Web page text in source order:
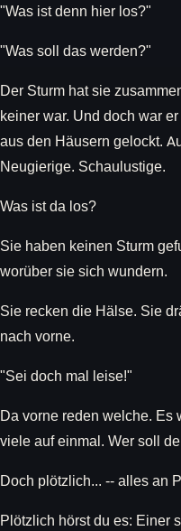
"Was ist denn hier los?"
"Was soll das werden?"
Der Sturm hat sie
keiner war. Und doch war
aus den Häusern gelockt.
Neugierige. Schaulustige.
Was ist da los?
Sie haben keinen Sturm
worüber sie sich wundern.
Sie recken die Hälse. Sie
nach vorne.
"Sei doch mal leise!"
Da vorne reden welche. Es
viele auf einmal. Wer soll
Doch plötzlich... -- alles an
Plötzlich hörst du es: Einer